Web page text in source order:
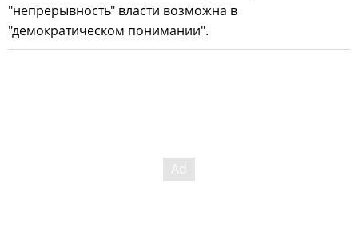
"непрерывность" власти возможна в
"демократическом понимании".